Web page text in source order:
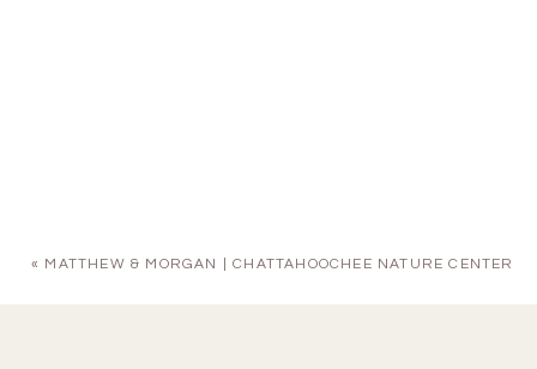
« MATTHEW & MORGAN | CHATTAHOOCHEE NATURE CENTER